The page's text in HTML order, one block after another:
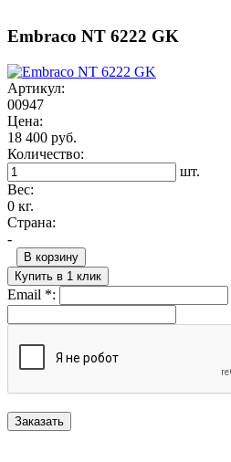
Embraco NT 6222 GK
Артикул:
00947
Цена:
18 400 руб.
Количество:
шт.
Вес:
0 кг.
Страна:
-
В корзину
Купить в 1 клик
Email *: